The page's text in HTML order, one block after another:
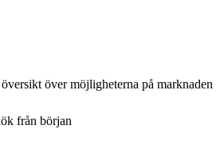
över möjligheterna på marknaden
från början